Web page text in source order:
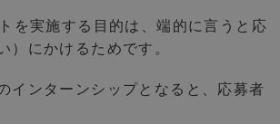
を実施する目的は、端的に言うと応
）にかけるためです。
インターンシップとなると、応募者